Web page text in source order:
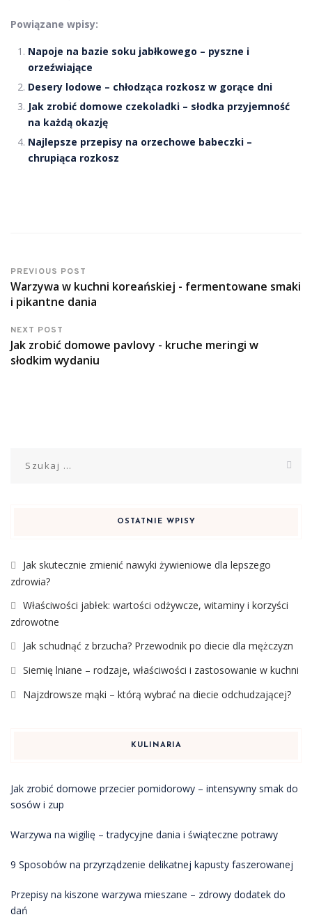
Powiązane wpisy:
Napoje na bazie soku jabłkowego – pyszne i
orzeźwiające
Desery lodowe – chłodząca rozkosz w gorące dni
Jak zrobić domowe czekoladki – słodka przyjemność
na każdą okazję
Najlepsze przepisy na orzechowe babeczki –
chrupiąca rozkosz
PREVIOUS POST
Warzywa w kuchni koreańskiej - fermentowane smaki
i pikantne dania
NEXT POST
Jak zrobić domowe pavlovy - kruche meringi w
słodkim wydaniu
OSTATNIE WPISY
Jak skutecznie zmienić nawyki żywieniowe dla lepszego
zdrowia?
Właściwości jabłek: wartości odżywcze, witaminy i korzyści
zdrowotne
Jak schudnąć z brzucha? Przewodnik po diecie dla mężczyzn
Siemię lniane – rodzaje, właściwości i zastosowanie w kuchni
Najzdrowsze mąki – którą wybrać na diecie odchudzającej?
KULINARIA
Jak zrobić domowe przecier pomidorowy – intensywny smak do
sosów i zup
Warzywa na wigilię – tradycyjne dania i świąteczne potrawy
9 Sposobów na przyrządzenie delikatnej kapusty faszerowanej
Przepisy na kiszone warzywa mieszane – zdrowy dodatek do
dań